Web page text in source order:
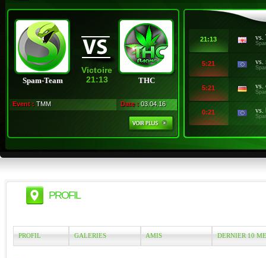
Spam-Team
Victoire
21:13
THC
Event : TMM Date : 03.04.16
21:13 vs.
5:21 vs.
5:21 vs.
0:21 vs.
PROFIL
PROFIL GALERIES AMIS DERNIER 10